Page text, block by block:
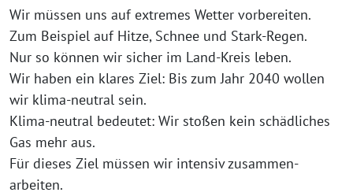
Wir müssen uns auf extremes Wetter vorbereiten.
Zum Beispiel auf Hitze, Schnee und Stark-Regen.
Nur so können wir sicher im Land-Kreis leben.
Wir haben ein klares Ziel: Bis zum Jahr 2040 wollen
wir klima-neutral sein.
Klima-neutral bedeutet: Wir stoßen kein schädliches
Gas mehr aus.
Für dieses Ziel müssen wir intensiv zusammen-
arbeiten.